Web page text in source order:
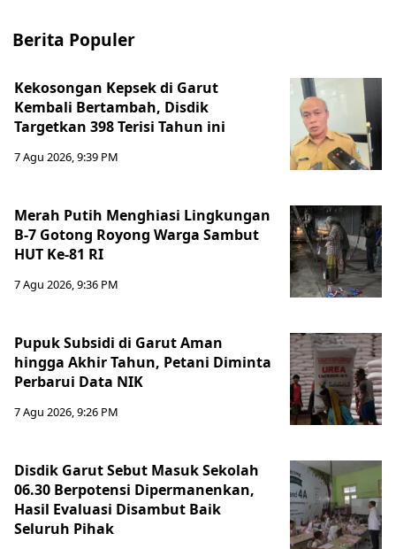
Berita Populer
Kekosongan Kepsek di Garut
Kembali Bertambah, Disdik
Targetkan 398 Terisi Tahun ini
7 Agu 2026, 9:39 PM
Merah Putih Menghiasi Lingkungan
B-7 Gotong Royong Warga Sambut
HUT Ke-81 RI
7 Agu 2026, 9:36 PM
Pupuk Subsidi di Garut Aman
hingga Akhir Tahun, Petani Diminta
Perbarui Data NIK
7 Agu 2026, 9:26 PM
Disdik Garut Sebut Masuk Sekolah
06.30 Berpotensi Dipermanenkan,
Hasil Evaluasi Disambut Baik
Seluruh Pihak